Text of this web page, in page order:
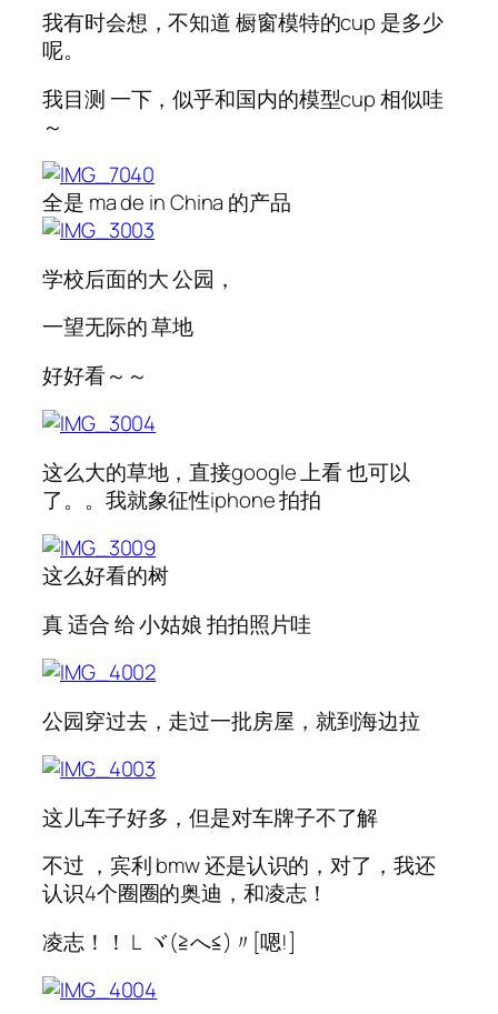
我有时会想，不知道 橱窗模特的cup 是多少
呢。
我目测 一下，似乎和国内的模型cup 相似哇
～
全是 ma de in China 的产品
学校后面的大 公园，
一望无际的 草地
好好看～～
这么大的草地，直接google 上看 也可以
了。。我就象征性iphone 拍拍
这么好看的树
真 适合 给 小姑娘 拍拍照片哇
公园穿过去，走过一批房屋，就到海边拉
这儿车子好多，但是对车牌子不了解
不过 ，宾利 bmw 还是认识的，对了，我还
认识4个圈圈的奥迪，和凌志！
凌志！！ L ヾ(≧へ≦)〃[嗯!]